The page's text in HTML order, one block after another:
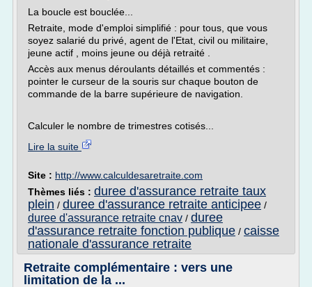
La boucle est bouclée...
Retraite, mode d'emploi simplifié : pour tous, que vous
soyez salarié du privé, agent de l'Etat, civil ou militaire,
jeune actif , moins jeune ou déjà retraité .
Accès aux menus déroulants détaillés et commentés :
pointer le curseur de la souris sur chaque bouton de
commande de la barre supérieure de navigation.
Calculer le nombre de trimestres cotisés...
Lire la suite
Site : http://www.calculdesaretraite.com
Thèmes liés : duree d'assurance retraite taux
plein / duree d'assurance retraite anticipee /
duree d'assurance retraite cnav / duree
d'assurance retraite fonction publique / caisse
nationale d'assurance retraite
Retraite complémentaire : vers une
limitation de la ...